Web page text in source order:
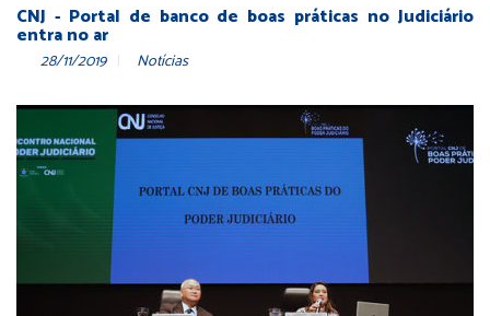
CNJ - Portal de banco de boas práticas no Judiciário
entra no ar
28/11/2019 Notícias